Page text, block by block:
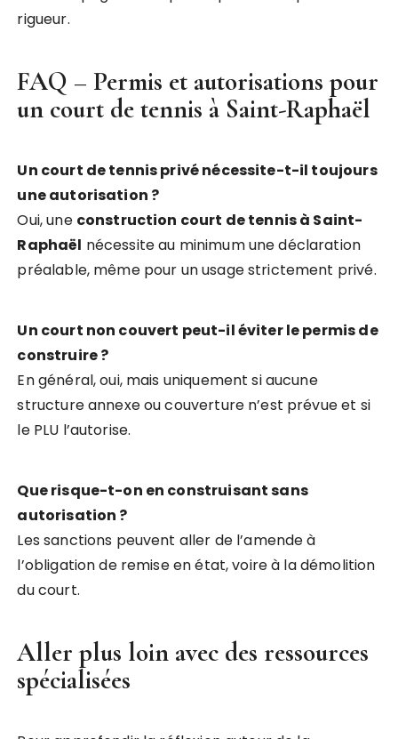
rigueur.
FAQ – Permis et autorisations pour
un court de tennis à Saint-Raphaël
Un court de tennis privé nécessite-t-il toujours
une autorisation ?
Oui, une construction court de tennis à Saint-
Raphaël nécessite au minimum une déclaration
préalable, même pour un usage strictement privé.
Un court non couvert peut-il éviter le permis de
construire ?
En général, oui, mais uniquement si aucune
structure annexe ou couverture n’est prévue et si
le PLU l’autorise.
Que risque-t-on en construisant sans
autorisation ?
Les sanctions peuvent aller de l’amende à
l’obligation de remise en état, voire à la démolition
du court.
Aller plus loin avec des ressources
spécialisées